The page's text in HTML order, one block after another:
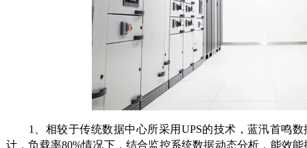
1、相较于传统数据中心所采用UPS的技术，蓝汛首鸣数
计，负载率80%情况下，结合监控系统数据动态分析，能效